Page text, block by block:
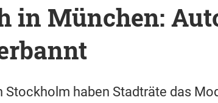
in München:
Stockholm haben Stadträte das